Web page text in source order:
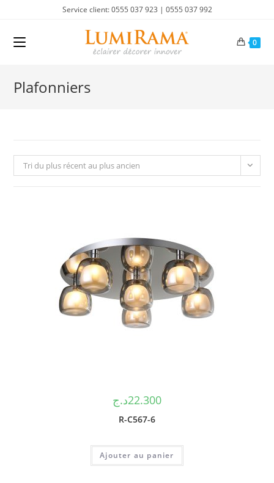
content
Service client: 0555 037 923 | 0555 037 992
0
Plafonniers
Tri du plus récent au plus ancien
22.300د.ج
R-C567-6
Ajouter au panier